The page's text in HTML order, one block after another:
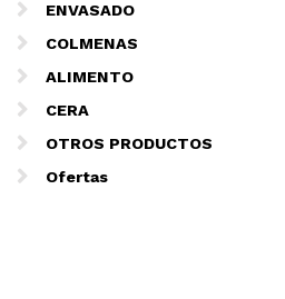
ENVASADO
COLMENAS
ALIMENTO
CERA
OTROS PRODUCTOS
Ofertas